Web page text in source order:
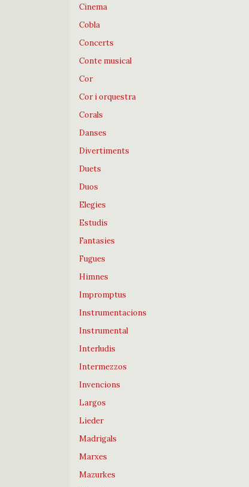
Cinema
Cobla
Concerts
Conte musical
Cor
Cor i orquestra
Corals
Danses
Divertiments
Duets
Duos
Elegies
Estudis
Fantasies
Fugues
Himnes
Impromptus
Instrumentacions
Instrumental
Interludis
Intermezzos
Invencions
Largos
Lieder
Madrigals
Marxes
Mazurkes